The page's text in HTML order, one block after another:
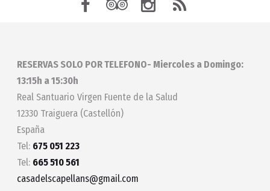
RESERVAS SOLO POR TELEFONO- Miercoles a Domingo:
13:15h a 15:30h
Real Santuario Virgen Fuente de la Salud
12330 Traiguera (Castellón)
España
Tel: 675 051 223
Tel: 665 510 561
casadelscapellans@gmail.com